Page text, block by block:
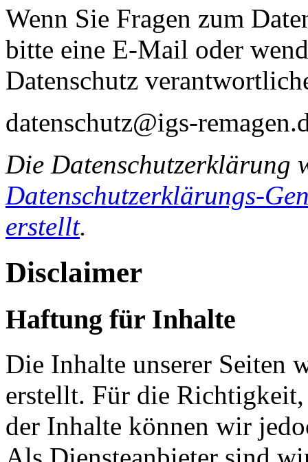
Wenn Sie Fragen zum
bitte eine E-Mail oder
Datenschutz
datenschutz@igs-
Die Datenschutzerklärung
Datenschutzerklärungs-
erstellt.
Disclaimer
Haftung für Inhalte
Die Inhalte unserer Seiten
erstellt. Für die
der Inhalte können wir